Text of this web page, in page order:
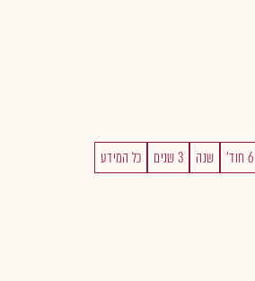
6 חוד' שנה 3 שנים כל המידע